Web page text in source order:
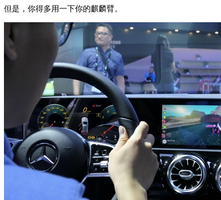
但是，你得多用一下你的麒麟臂。